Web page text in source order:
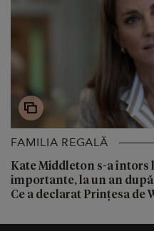
FAMILIA REGALĂ
Kate Middleton s-a
importante, la un an
Ce a declarat Prințesa de